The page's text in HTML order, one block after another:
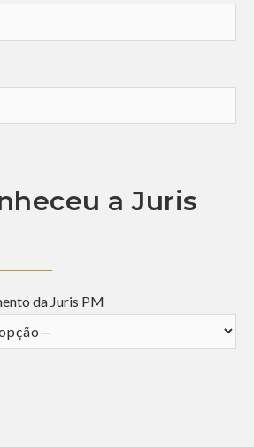
a Juris
da Juris PM